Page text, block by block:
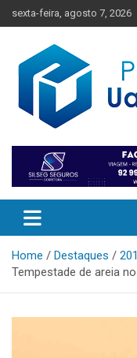
to
sexta-feira, agosto 7, 2026
Portal
Home Destaques
Tempestade de areia